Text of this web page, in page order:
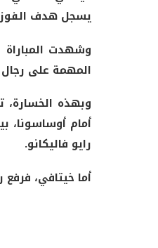
يسجل هدف الفوز
المهمة على
رايو فاليكانو.
أما خيتافي، فرفع رصيده إلى 33 نقطة،